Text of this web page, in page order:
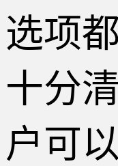
选项
十分
户可